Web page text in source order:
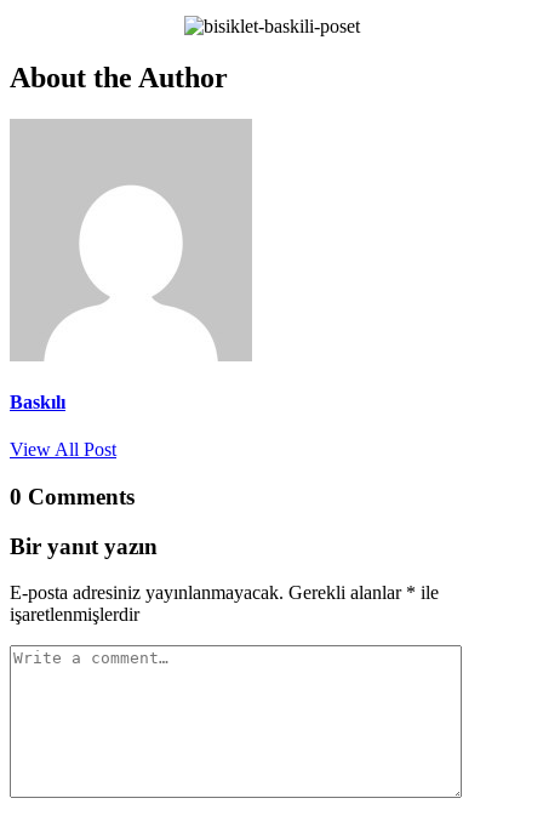
About the Author
Baskılı
View All Post
0 Comments
Bir yanıt yazın
E-posta adresiniz yayınlanmayacak. Gerekli alanlar * ile
işaretlenmişlerdir